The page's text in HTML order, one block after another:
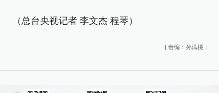
（总台央视记者 李文杰 程琴）
[ 责编：孙满桃 ]